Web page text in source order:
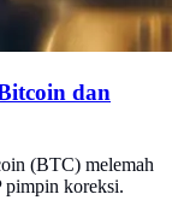
dan
(BTC) melemah
pimpin koreksi.